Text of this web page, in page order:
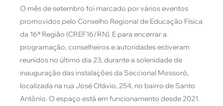
O mês de setembro foi marcado por vários eventos
promovidos pelo Conselho Regional de Educação Física
da 16ª Região (CREF16/RN). E para encerrar a
programação, conselheiros e autoridades estiveram
reunidos no último dia 23, durante a solenidade de
inauguração das instalações da Seccional Mossoró,
localizada na rua José Otávio, 254, no bairro de Santo
Antônio. O espaço está em funcionamento desde 2021.